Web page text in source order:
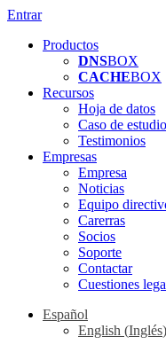
Entrar
Productos
DNSBOX
CACHEBOX
Recursos
Hoja de datos
Caso de estudio
Testimonios
Empresas
Empresa
Noticias
Equipo
Carerras
Socios
Soporte
Contactar
Cuestiones
Español
English (Inglés)